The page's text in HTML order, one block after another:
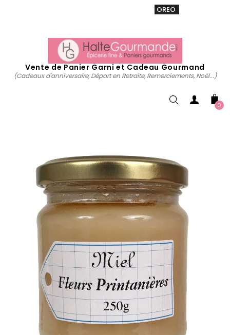
OREO
Vente de Panier Garni et Cadeau Gourmand
(Cadeaux d'anniversaire, Départ en Retraite, Remerciements, Noël...)
0